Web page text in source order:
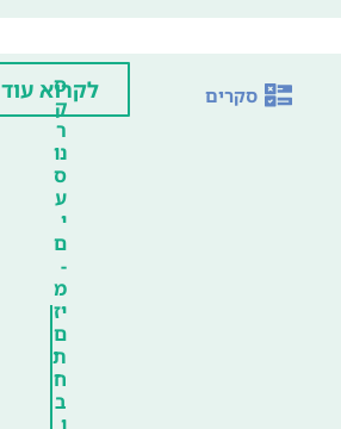
סקרים
ס
ק
ר
נו
ס
ע
י
ם
-
מ
יז
ם
ת
ח
ב
ו
לקרוא עוד